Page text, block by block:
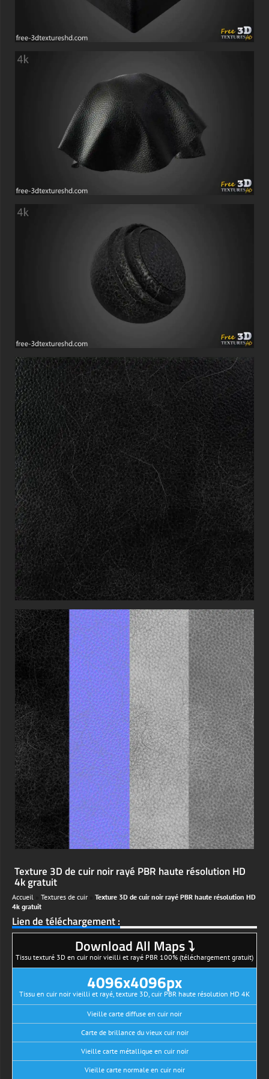
Texture 3D de cuir noir rayé PBR haute résolution HD
4k gratuit
Accueil Textures de cuir
Texture 3D de cuir noir rayé PBR haute résolution HD
4k gratuit
Lien de téléchargement :
Download All Maps ⤵
Tissu texturé 3D en cuir noir vieilli et rayé PBR 100% (téléchargement gratuit)
4096x4096px
Tissu en cuir noir vieilli et rayé, texture 3D, cuir PBR haute résolution HD 4K
Vieille carte diffuse en cuir noir
Carte de brillance du vieux cuir noir
Vieille carte métallique en cuir noir
Vieille carte normale en cuir noir